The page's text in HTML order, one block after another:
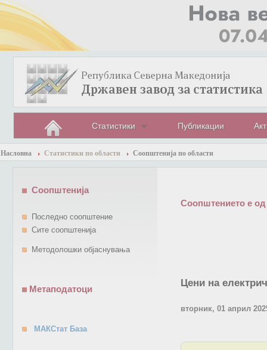
Статистики Публикации
Насловна Статистики по области Соопштенија по области
Соопштението е од
Цени на
вторник, 01 април
Соопштенија
Последно соопштение
Сите соопштенија
Методолошки објаснувања
Метаподатоци
МАКСтат База